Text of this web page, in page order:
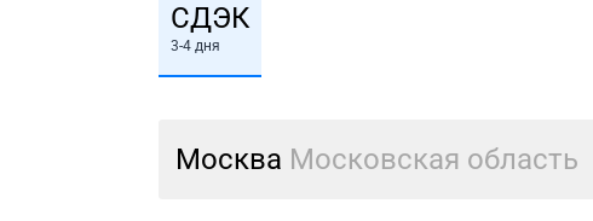
СДЭК
3-4 дня
Москва Московская область